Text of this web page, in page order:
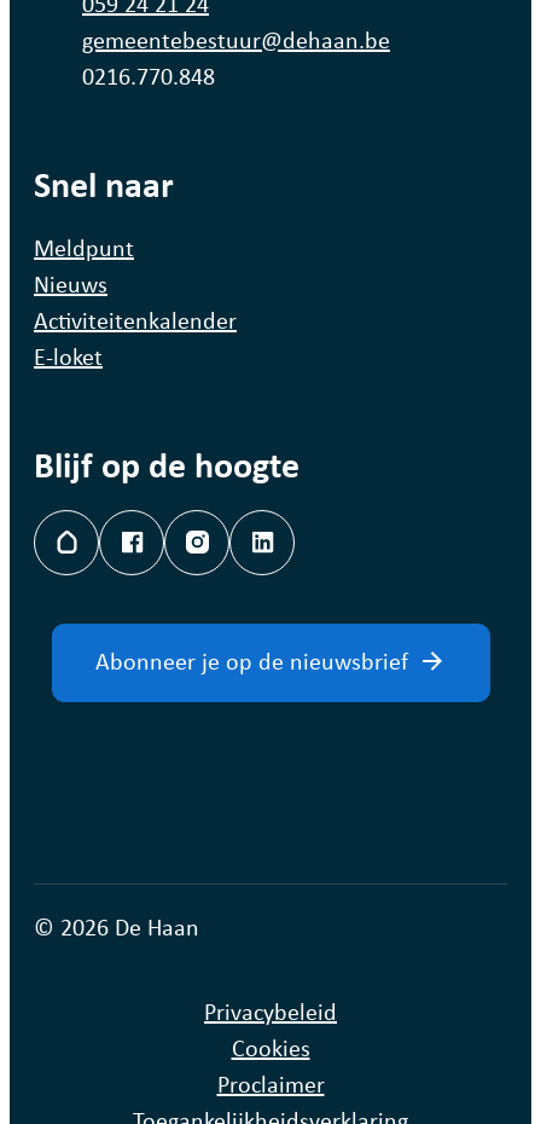
E-mailgemeentebestuur@dehaan.be
Ondernemingsnummer
0216.770.848
Snel naar
Meldpunt
Nieuws
Activiteitenkalender
E-loket
Blijf op de hoogte
Hoplr FacebookInstagramLinkedIn
Abonneer je op de nieuwsbrief
© 2026 De Haan
Privacybeleid
Cookies
Proclaimer